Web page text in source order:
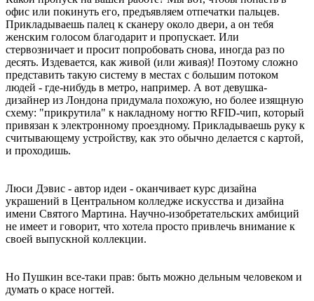
офис или покинуть его, предъявляем отпечатки пальцев.
Прикладываешь палец к сканеру около двери, а он тебя
женским голосом благодарит и пропускает. Или
стервозничает и просит попробовать снова, иногда раз по
десять. Издевается, как живой (или живая)! Поэтому сложно
представить такую систему в местах с большим потоком
людей - где-нибудь в метро, например. А вот девушка-
дизайнер из Лондона придумала похожую, но более изящную
схему: "прикрутила" к накладному ногтю RFID-чип, который
привязан к электронному проездному. Прикладываешь руку к
считывающему устройству, как это обычно делается с картой,
и проходишь.
Люси Дэвис - автор идеи - оканчивает курс дизайна
украшений в Центральном колледже искусства и дизайна
имени Святого Мартина. Научно-изобретательских амбиций
не имеет и говорит, что хотела просто привлечь внимание к
своей выпускной коллекции.
Но Пушкин все-таки прав: быть можно дельным человеком и
думать о красе ногтей.